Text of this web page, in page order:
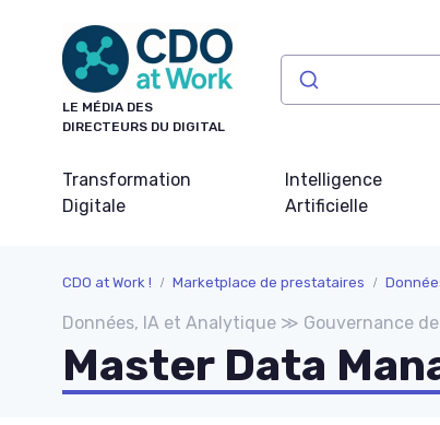
LE MÉDIA DES
DIRECTEURS DU DIGITAL
Transformation
Digitale
Intelligence
Artificielle
CDO at Work ! Marketplace de prestataires
Données, IA et Analytique ≫ Gouvernance
Master Data